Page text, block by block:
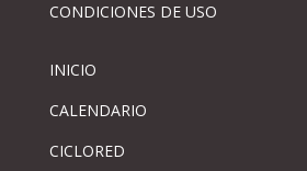
CONDICIONES DE USO
INICIO
CALENDARIO
CICLORED